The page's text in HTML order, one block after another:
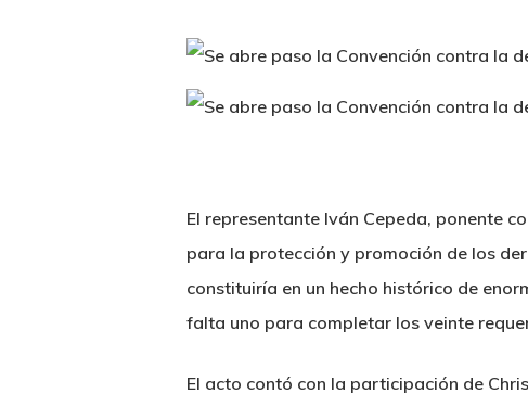
El representante Iván Cepeda, ponente
para la protección y promoción de los
constituiría en un hecho histórico de
falta uno para completar los veinte
El acto contó con la participación de